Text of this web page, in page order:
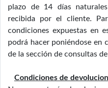
plazo de 14 días
recibida por el cliente.
condiciones expuestas en
podrá hacer poniéndose en
de la sección de consultas
Condiciones de